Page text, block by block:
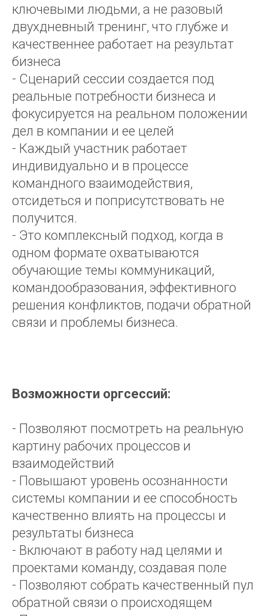
ключевыми людьми, а не разовый
двухдневный тренинг, что глубже и
качественнее работает на результат
бизнеса
- Сценарий сессии создается под
реальные потребности бизнеса и
фокусируется на реальном положении
дел в компании и ее целей
- Каждый участник работает
индивидуально и в процессе
командного взаимодействия,
отсидеться и поприсутствовать не
получится.
- Это комплексный подход, когда в
одном формате охватываются
обучающие темы коммуникаций,
командообразования, эффективного
решения конфликтов, подачи обратной
связи и проблемы бизнеса.
Возможности оргсессий:
- Позволяют посмотреть на реальную
картину рабочих процессов и
взаимодействий
- Повышают уровень осознанности
системы компании и ее способность
качественно влиять на процессы и
результаты бизнеса
- Включают в работу над целями и
проектами команду, создавая поле
- Позволяют собрать качественный пул
обратной связи о происходящем